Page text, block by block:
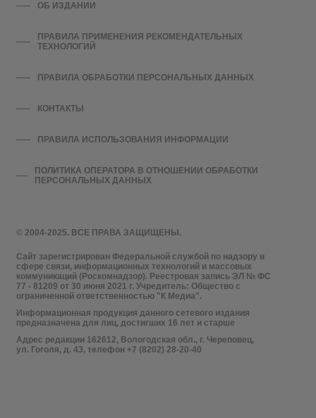
© 2004-2025. ВСЕ ПРАВА ЗАЩИЩЕНЫ.
Сайт зарегистрирован Федеральной службой по надзору в
сфере связи, информационных технологий и массовых
коммуникаций (Роскомнадзор). Реестровая запись ЭЛ № ФС
77 - 81209 от 30 июня 2021 г. Учредитель: Общество с
ограниченной ответственностью "К Медиа".
Информационная продукция данного сетевого издания
предназначена для лиц, достигших 16 лет и старше
Адрес редакции 162612, Вологодская обл., г. Череповец,
ул. Гоголя, д. 43, телефон +7 (8202) 28-20-40
ОБ ИЗДАНИИ
ПРАВИЛА ПРИМЕНЕНИЯ РЕКОМЕНДАТЕЛЬНЫХ
ТЕХНОЛОГИЙ
ПРАВИЛА ОБРАБОТКИ ПЕРСОНАЛЬНЫХ ДАННЫХ
КОНТАКТЫ
ПРАВИЛА ИСПОЛЬЗОВАНИЯ ИНФОРМАЦИИ
ПОЛИТИКА ОПЕРАТОРА В ОТНОШЕНИИ ОБРАБОТКИ
ПЕРСОНАЛЬНЫХ ДАННЫХ